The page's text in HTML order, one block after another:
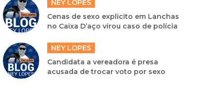
NEY LOPES
Cenas de sexo explicito em Lanchas
no Caixa D’aço virou caso de polícia
NEY LOPES
Candidata a vereadora é presa
acusada de trocar voto por sexo